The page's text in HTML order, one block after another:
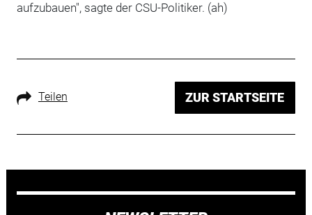
aufzubauen", sagte der CSU-Politiker. (ah)
Teilen ZUR STARTSEITE